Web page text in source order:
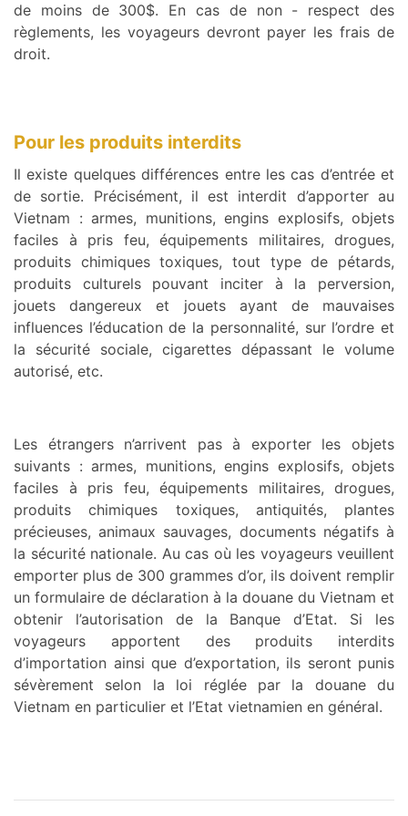
de moins de 300$. En cas de non - respect des
règlements, les voyageurs devront payer les frais de
droit.
Pour les produits interdits
Il existe quelques différences entre les cas d’entrée et
de sortie. Précisément, il est interdit d’apporter au
Vietnam : armes, munitions, engins explosifs, objets
faciles à pris feu, équipements militaires, drogues,
produits chimiques toxiques, tout type de pétards,
produits culturels pouvant inciter à la perversion,
jouets dangereux et jouets ayant de mauvaises
influences l’éducation de la personnalité, sur l’ordre et
la sécurité sociale, cigarettes dépassant le volume
autorisé, etc.
Les étrangers n’arrivent pas à exporter les objets
suivants : armes, munitions, engins explosifs, objets
faciles à pris feu, équipements militaires, drogues,
produits chimiques toxiques, antiquités, plantes
précieuses, animaux sauvages, documents négatifs à
la sécurité nationale. Au cas où les voyageurs veuillent
emporter plus de 300 grammes d’or, ils doivent remplir
un formulaire de déclaration à la douane du Vietnam et
obtenir l’autorisation de la Banque d’Etat. Si les
voyageurs apportent des produits interdits
d’importation ainsi que d’exportation, ils seront punis
sévèrement selon la loi réglée par la douane du
Vietnam en particulier et l’Etat vietnamien en général.